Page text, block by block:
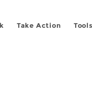
Take Action Tools